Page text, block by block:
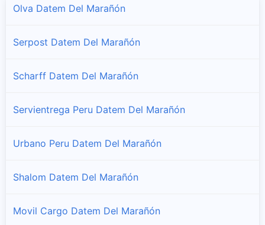
Sucursales y horarios DHL Peru en Pastaza
Olva Datem Del Marañón
Serpost Datem Del Marañón
Scharff Datem Del Marañón
Servientrega Peru Datem Del Marañón
Urbano Peru Datem Del Marañón
Shalom Datem Del Marañón
Movil Cargo Datem Del Marañón